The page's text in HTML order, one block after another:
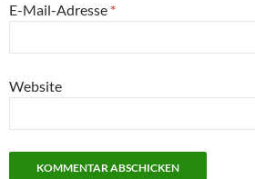
E-Mail-Adresse *
Website